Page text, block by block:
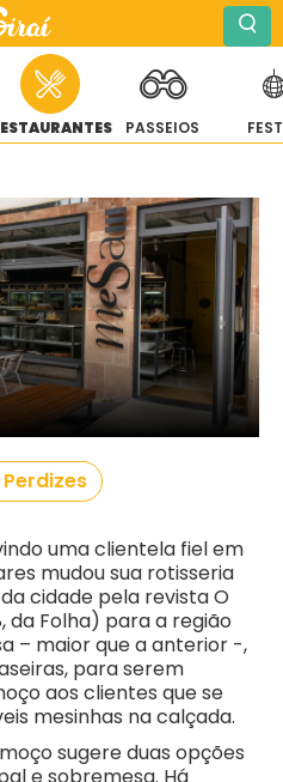
PASSEIOS
Perdizes
uma clientela fiel em
mudou sua rotisseria
cidade pela revista O
da Folha) para a região
– maior que a anterior -,
para serem
aos clientes que se
mesinhas na calçada.
sugere duas opções